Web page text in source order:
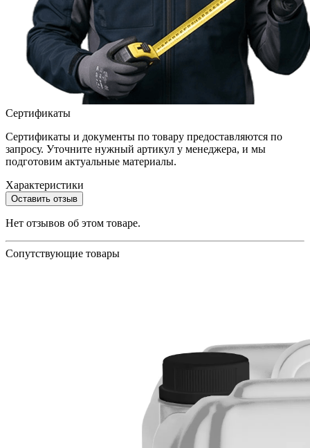
Сертификаты
Сертификаты и документы по товару предоставляются по
запросу. Уточните нужный артикул у менеджера, и мы
подготовим актуальные материалы.
Характеристики
Оставить отзыв
Нет отзывов об этом товаре.
Сопутствующие товары